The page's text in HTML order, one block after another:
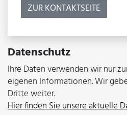
ZUR KONTAKTSEITE
Datenschutz
Ihre Daten verwenden wir nur
eigenen Informationen. Wir
Dritte weiter.
Hier finden Sie unsere aktuelle